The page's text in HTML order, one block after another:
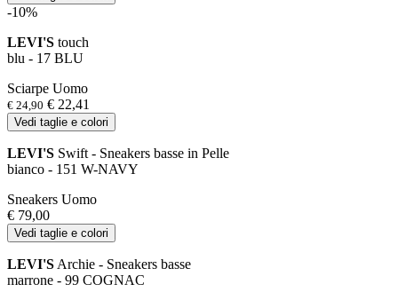
-10%
LEVI'S touch
blu - 17 BLU
Sciarpe Uomo
€ 24,90 € 22,41
Vedi taglie e colori
LEVI'S Swift - Sneakers basse in Pelle
bianco - 151 W-NAVY
Sneakers Uomo
€ 79,00
Vedi taglie e colori
LEVI'S Archie - Sneakers basse
marrone - 99 COGNAC